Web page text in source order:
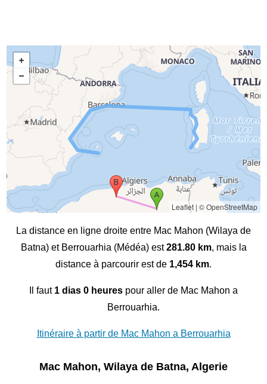
Leaflet| © OpenStreetMap
La distance en ligne droite entre Mac Mahon (Wilaya de
Batna) et Berrouarhia (Médéa) est281.80 km, mais la
distance à parcourir est de 1,454 km.
Il faut 1 dias 0 heures pour aller de Mac Mahon a
Berrouarhia.
Itinéraire à partir de Mac Mahon a Berrouarhia
Mac Mahon, Wilaya de Batna, Algerie